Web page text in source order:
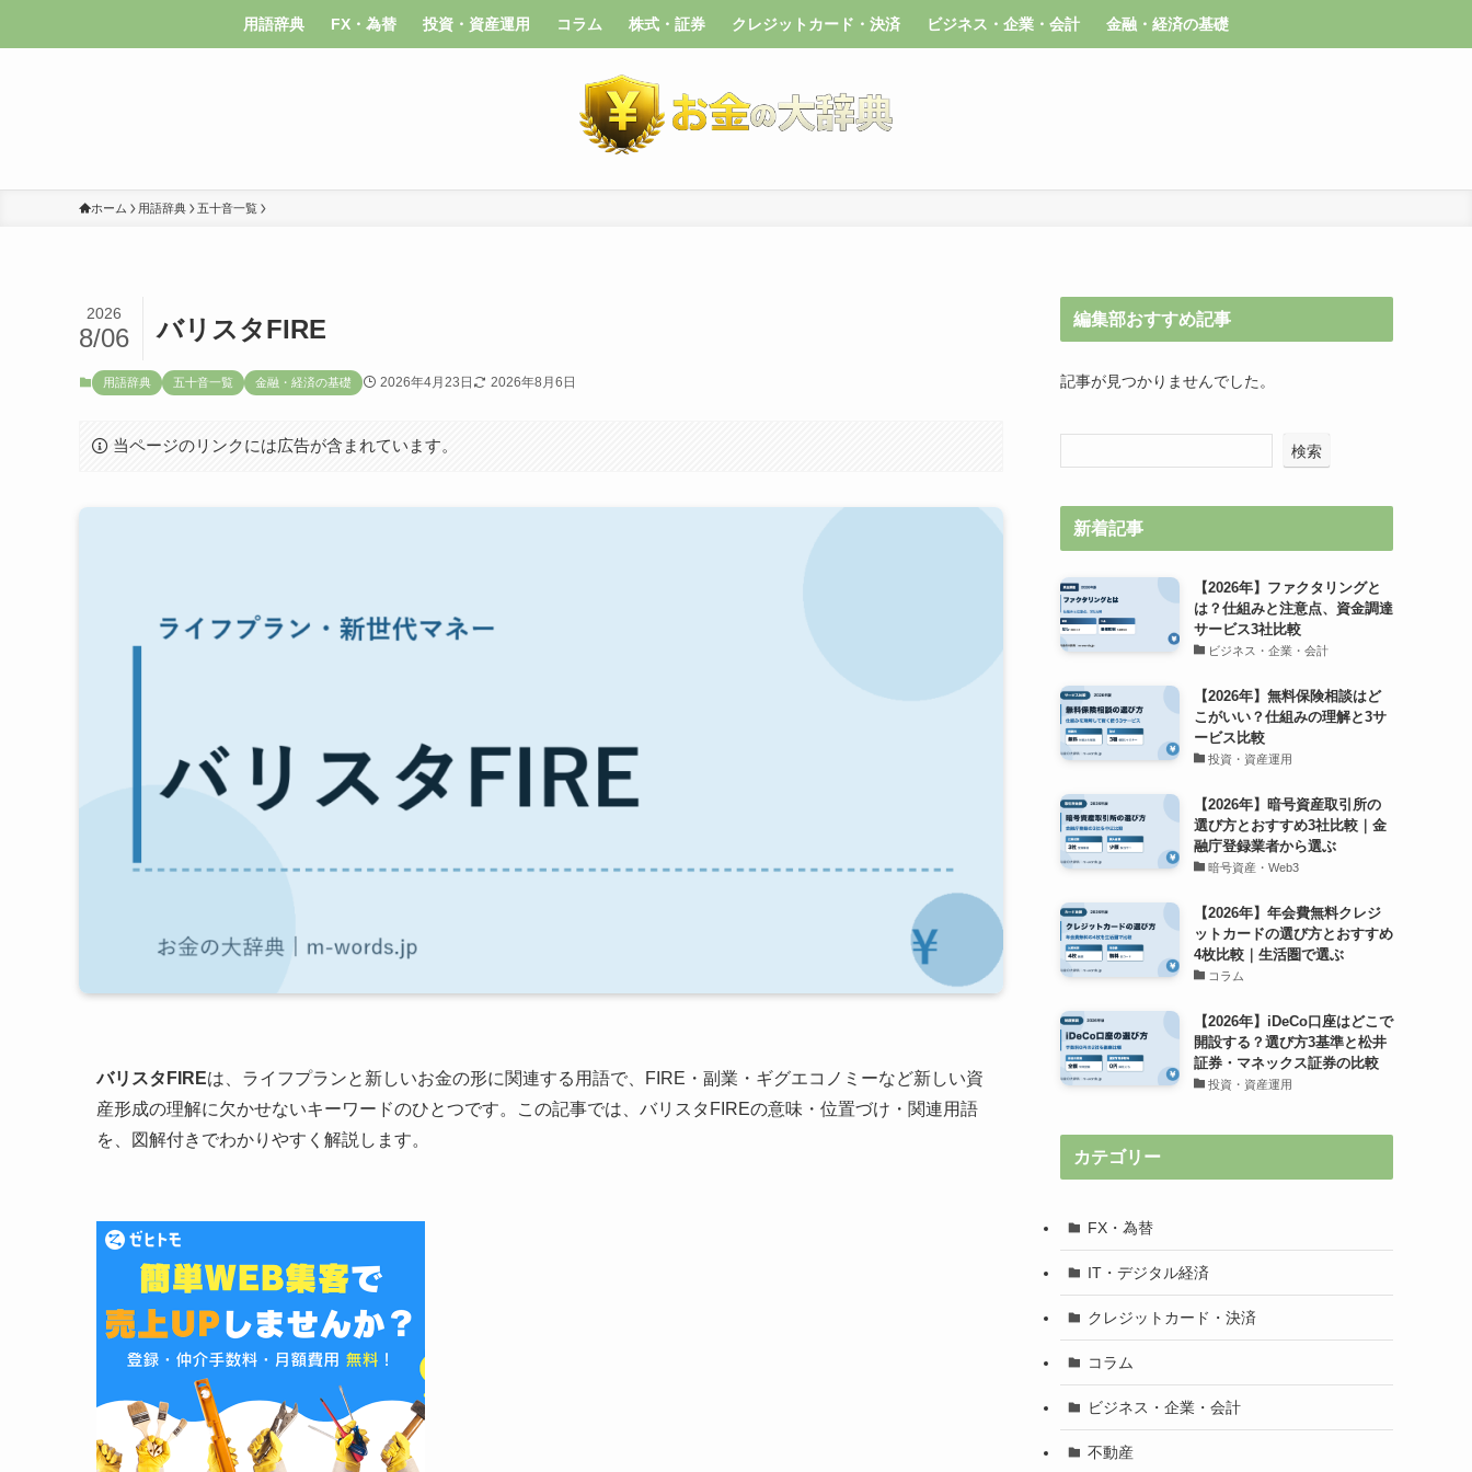
用語辞典 FX・為替 投資・資産運用 コラム 株式・証券 クレジットカード・決済 ビジネス・企業・会計 金融・経済の基礎
ホーム 用語辞典 五十音一覧
バリスタFIRE
2026
8/06
用語辞典 五十音一覧 金融・経済の基礎 2026年4月23日 2026年8月6日
当ページのリンクには広告が含まれています。
バリスタFIREは、ライフプランと新しいお金の形に関連する用語で、FIRE・副業・ギグエコノミーなど新しい資
産形成の理解に欠かせないキーワードのひとつです。この記事では、バリスタFIREの意味・位置づけ・関連用語
を、図解付きでわかりやすく解説します。
編集部おすすめ記事
記事が見つかりませんでした。
検索
新着記事
【2026年】ファクタリングと
は？仕組みと注意点、資金調達
サービス3社比較
ビジネス・企業・会計
【2026年】無料保険相談はど
こがいい？仕組みの理解と3サ
ービス比較
投資・資産運用
【2026年】暗号資産取引所の
選び方とおすすめ3社比較｜金
融庁登録業者から選ぶ
暗号資産・Web3
【2026年】年会費無料クレジ
ットカードの選び方とおすすめ
4枚比較｜生活圏で選ぶ
コラム
【2026年】iDeCo口座はどこで
開設する？選び方3基準と松井
証券・マネックス証券の比較
投資・資産運用
カテゴリー
FX・為替
IT・デジタル経済
クレジットカード・決済
コラム
ビジネス・企業・会計
不動産